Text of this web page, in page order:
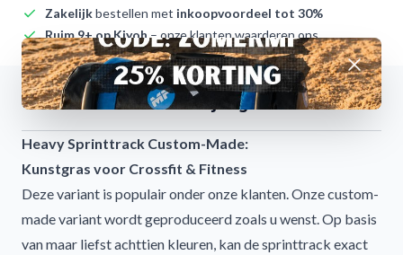
Zakelijkbestellen met inkoopvoordeel tot 30%
Ruim 9+ op Kiyoh– onze klanten waarderen ons
Omschrijving
Heavy Sprinttrack Custom-Made:
Kunstgras voor Crossfit & Fitness
Deze variant is populair onder onze klanten. Onze custom-
made variant wordt geproduceerd zoals u wenst. Op basis
van maar liefst achttien kleuren, kan de sprinttrack exact
Afwijzen